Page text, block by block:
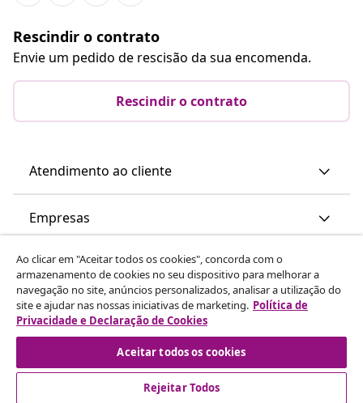
Rescindir o contrato
Envie um pedido de rescisão da sua encomenda.
Rescindir o contrato
Atendimento ao cliente
Empresas
vidaXL
Descubra mais
Ao clicar em "Aceitar todos os cookies", concorda com o
armazenamento de cookies no seu dispositivo para melhorar a
navegação no site, anúncios personalizados, analisar a utilização do
site e ajudar nas nossas iniciativas de marketing. Política de
Privacidade e Declaração de Cookies
Aceitar todos os cookies
Rejeitar Todos